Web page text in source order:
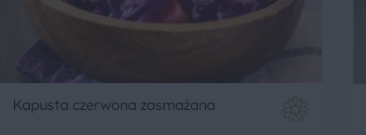
Kapusta czerwona zasmażana